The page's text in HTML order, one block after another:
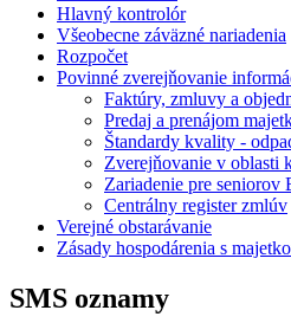
Hlavný kontrolór
Všeobecne záväzné nariadenia
Rozpočet
Povinné zverejňovanie
Faktúry, zmluvy a
Predaj a prenájom
Štandardy kvality -
Zverejňovanie v oblasti
Zariadenie pre seniorov
Centrálny register zmlúv
Verejné obstarávanie
Zásady hospodárenia s
SMS oznamy